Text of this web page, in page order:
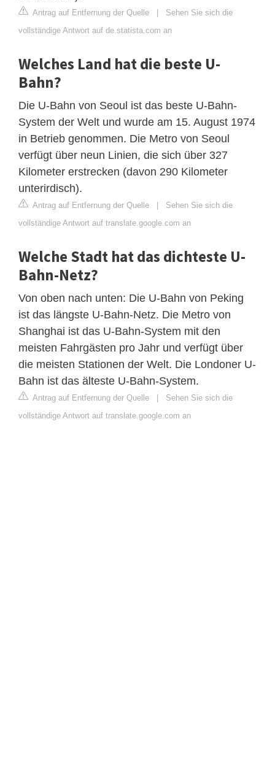
Antrag auf Entfernung der Quelle | Sehen Sie sich die
vollständige Antwort auf de.statista.com an
Welches Land hat die beste U-
Bahn?
Die U-Bahn von Seoul ist das beste U-Bahn-
System der Welt und wurde am 15. August 1974
in Betrieb genommen. Die Metro von Seoul
verfügt über neun Linien, die sich über 327
Kilometer erstrecken (davon 290 Kilometer
unterirdisch).
Antrag auf Entfernung der Quelle | Sehen Sie sich die
vollständige Antwort auf translate.google.com an
Welche Stadt hat das dichteste U-
Bahn-Netz?
Von oben nach unten: Die U-Bahn von Peking
ist das längste U-Bahn-Netz. Die Metro von
Shanghai ist das U-Bahn-System mit den
meisten Fahrgästen pro Jahr und verfügt über
die meisten Stationen der Welt. Die Londoner U-
Bahn ist das älteste U-Bahn-System.
Antrag auf Entfernung der Quelle | Sehen Sie sich die
vollständige Antwort auf translate.google.com an